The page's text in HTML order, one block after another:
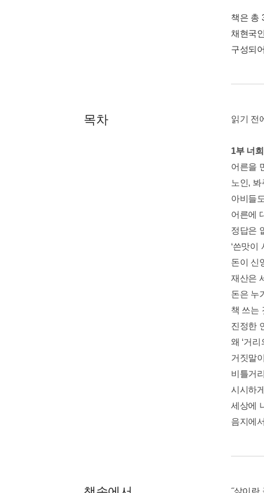
책은 총
채현국
구성되
목차 읽기 전
1부 너
어른을
노인,
아비들
어른에
정답은
‘쓴맛이
돈이 신
재산은
돈은 누
책 쓰는
진정한
왜 ‘거리
거짓말
비틀거
시시하
세상에
음지에
˝삶이란